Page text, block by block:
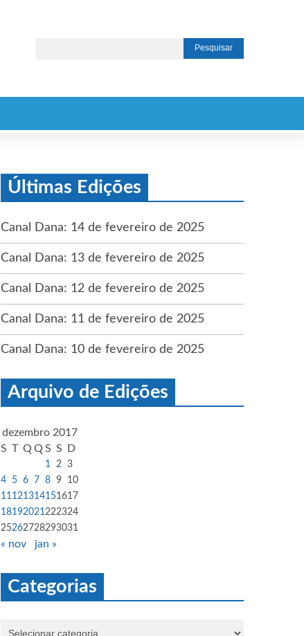
Últimas Edições
Canal Dana: 14 de fevereiro de 2025
Canal Dana: 13 de fevereiro de 2025
Canal Dana: 12 de fevereiro de 2025
Canal Dana: 11 de fevereiro de 2025
Canal Dana: 10 de fevereiro de 2025
Arquivo de Edições
dezembro 2017
S T Q Q S S D
1 2 3
4
5 6 7 8 9
10
11121314151617
18192021222324
25262728293031
« nov jan »
Categorias